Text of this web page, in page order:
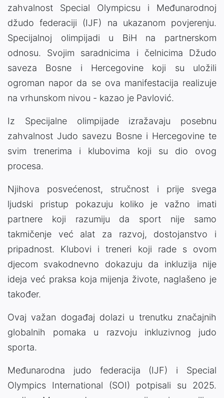
zahvalnost Special Olympicsu i Međunarodnoj
džudo federaciji (IJF) na ukazanom povjerenju.
Specijalnoj olimpijadi u BiH na partnerskom
odnosu. Svojim saradnicima i čelnicima Džudo
saveza Bosne i Hercegovine koji su uložili
ogroman napor da se ova manifestacija realizuje
na vrhunskom nivou - kazao je Pavlović.
Iz Specijalne olimpijade izražavaju posebnu
zahvalnost Judo savezu Bosne i Hercegovine te
svim trenerima i klubovima koji su dio ovog
procesa.
Njihova posvećenost, stručnost i prije svega
ljudski pristup pokazuju koliko je važno imati
partnere koji razumiju da sport nije samo
takmičenje već alat za razvoj, dostojanstvo i
pripadnost. Klubovi i treneri koji rade s ovom
djecom svakodnevno dokazuju da inkluzija nije
ideja već praksa koja mijenja živote, naglašeno je
također.
Ovaj važan događaj dolazi u trenutku značajnih
globalnih pomaka u razvoju inkluzivnog judo
sporta.
Međunarodna judo federacija (IJF) i Special
Olympics International (SOI) potpisali su 2025.